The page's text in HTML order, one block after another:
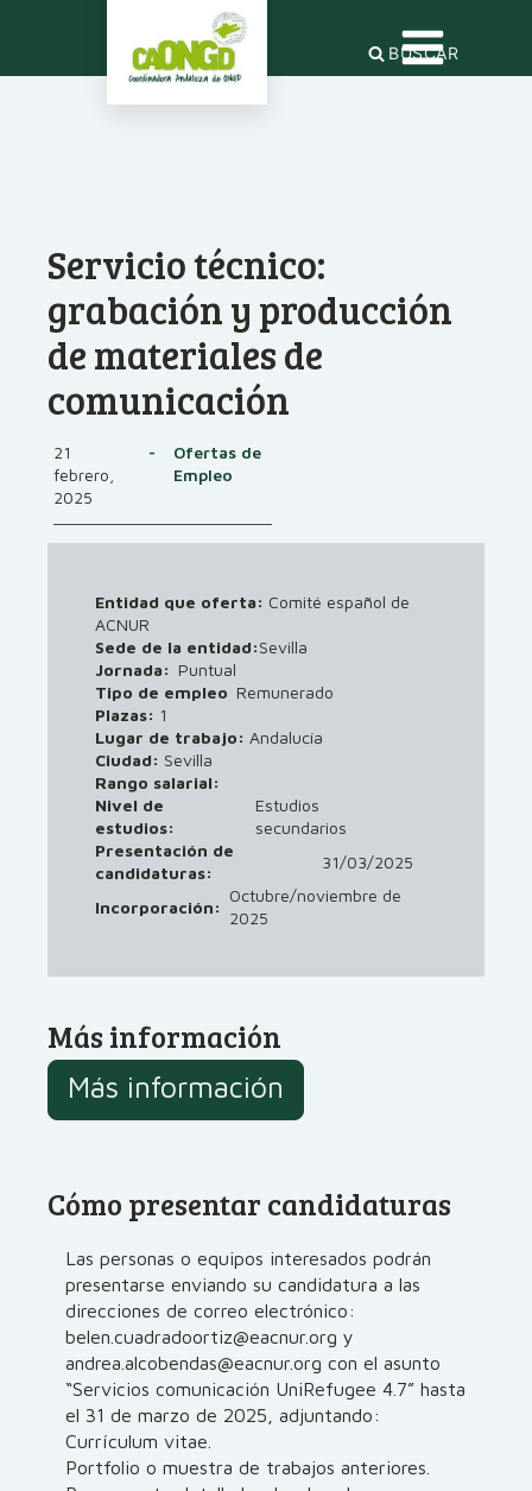
BUSCAR
Servicio técnico:
grabación y producción
de materiales de
comunicación
21
febrero,
2025
-
Ofertas de
Empleo
Entidad que oferta: Comité español de
ACNUR
Sede de la entidad:Sevilla
Jornada: Puntual
Tipo de empleo Remunerado
Plazas: 1
Lugar de trabajo: Andalucía
Ciudad: Sevilla
Rango salarial:
Nivel de
estudios:
Estudios
secundarios
Presentación de
candidaturas:
31/03/2025
Incorporación:
Octubre/noviembre de
2025
Más información
Más información
Cómo presentar candidaturas
Las personas o equipos interesados podrán
presentarse enviando su candidatura a las
direcciones de correo electrónico:
belen.cuadradoortiz@eacnur.org y
andrea.alcobendas@eacnur.org con el asunto
“Servicios comunicación UniRefugee 4.7” hasta
el 31 de marzo de 2025, adjuntando:
Currículum vitae.
Portfolio o muestra de trabajos anteriores.